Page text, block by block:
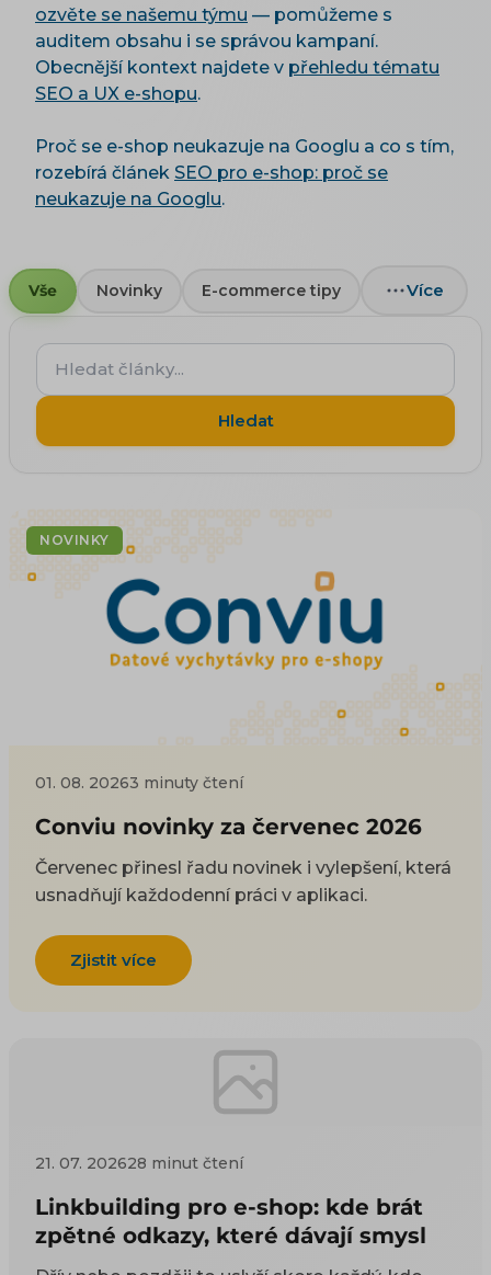
ozvěte se našemu týmu — pomůžeme s
auditem obsahu i se správou kampaní.
Obecnější kontext najdete v přehledu tématu
SEO a UX e-shopu.
Proč se e-shop neukazuje na Googlu a co s tím,
rozebírá článek SEO pro e-shop: proč se
neukazuje na Googlu.
Vše Novinky E-commerce tipy Více
Hledat
články...
Hledat
NOVINKY
01. 08. 20263 minuty čtení
Conviu novinky za červenec 2026
Červenec přinesl řadu novinek i vylepšení, která
usnadňují každodenní práci v aplikaci.
Zjistit více
21. 07. 202628 minut čtení
Linkbuilding pro e-shop: kde brát
zpětné odkazy, které dávají smysl